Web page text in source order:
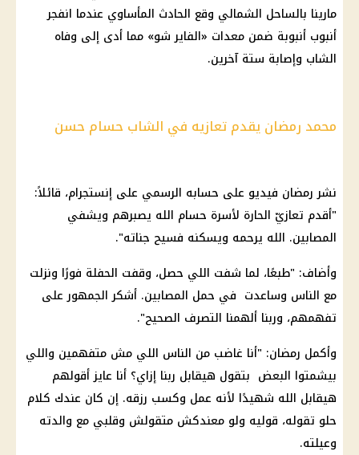
مارينا بالساحل الشمالي وقع الحادث المأساوي عندما انفجر
أنبوب أنبوبة ضمن معدات «الفاير شو» مما أدى إلى وفاه
الشاب وإصابة ستة آخرين.
محمد رمضان يقدم تعازيه في الشاب حسام حسن
نشر رمضان فيديو على حسابه الرسمي على إنستجرام، قائلاً:
"أقدم تعازيّ الحارة لأسرة حسام الله يصبرهم ويشفي
المصابين. الله يرحمه ويسكنه فسيح جناته".
وأضاف: "طبعًا، لما شفت اللي حصل، وقفت الحفلة فورًا ونزلت
مع الناس وساعدت في حمل المصابين. أشكر الجمهور على
تفهمهم، وربنا ألهمنا التصرف الصحيح".
وأكمل رمضان: "أنا غاضب من الناس اللي مش متفهمين واللي
بيشمتوا البعض بتقول هيقابل ربنا إزاي؟ أنا عايز أقولهم
هيقابل الله شهيدًا لأنه عمل وكسب رزقه. إن كان عندك كلام
حلو تقوله، قوليه ولو معندكش متقولش وقلبي مع والدته
وعيلته.